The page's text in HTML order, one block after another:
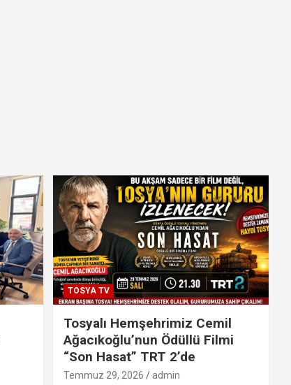
TOSYA TV
Tosyalı Hemşehrimiz Cemil
Ağacıkoğlu’nun Ödüllü Filmi
“Son Hasat” TRT 2’de
Temmuz 29, 2026 admin